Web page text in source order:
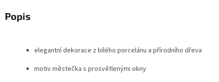
Popis
elegantní dekorace z bílého porcelánu a přírodního dřeva
motiv městečka s prosvětlenými okny